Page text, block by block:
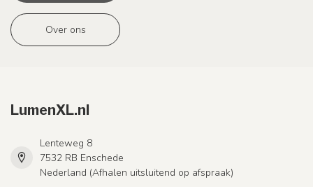
Over ons
LumenXL.nl
Lenteweg 8
7532 RB Enschede
Nederland (Afhalen uitsluitend op afspraak)